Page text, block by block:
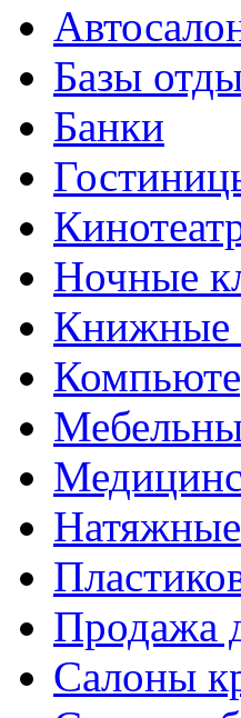
Базы
Банки
Ночные
Книжные
Продажа
Салоны